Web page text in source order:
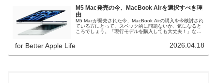
M5 Mac発売の今、MacBook Airを選択すべき理
由
M5 Macが発売された今、MacBook Airの購入を今検討され
ている方にとって、スペック的に問題ないか、気になると
ころでしょう。「現行モデルを購入しても大丈夫！」な理
for Better Apple Life 2026.04.18